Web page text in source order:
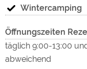
Niederrhein.
Nächste
Sonsbeck, A57
Nächster Ort
Wintercamping
Öffnungszeiten
täglich 9:00-13:00
abweichend